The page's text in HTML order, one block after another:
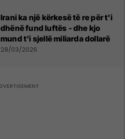
Irani ka një kërkesë të re për t'i
dhënë fund luftës - dhe kjo
mund t'i sjellë miliarda dollarë
28/03/2026